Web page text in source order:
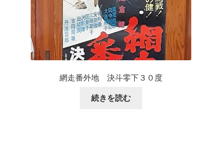
網走番外地 決斗零下３０度
続きを読む